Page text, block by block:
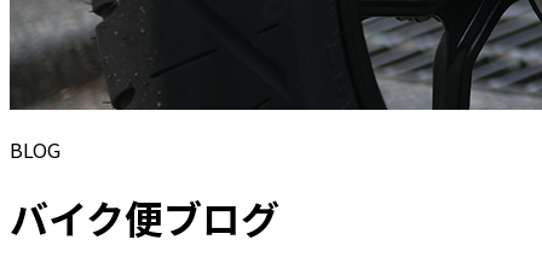
BLOG
バイク便ブログ